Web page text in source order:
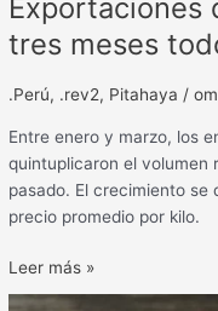
Exportaciones
tres meses
.Perú, .rev2, Pitahaya /
Entre enero y marzo, los
quintuplicaron el volumen
pasado. El crecimiento se
precio promedio por kilo.
Leer más »
Envíos